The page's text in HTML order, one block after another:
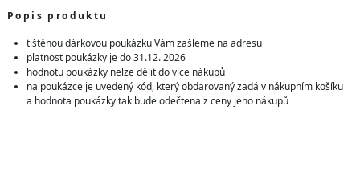
Popis produktu
tištěnou dárkovou poukázku Vám zašleme na adresu
platnost poukázky je do 31.12. 2026
hodnotu poukázky nelze dělit do více nákupů
na poukázce je uvedený kód, který obdarovaný zadá v nákupním košíku
a hodnota poukázky tak bude odečtena z ceny jeho nákupů